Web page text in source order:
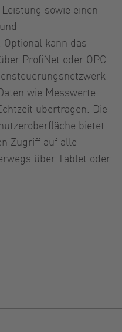
sowie einen
kann das
ProfiNet oder OPC
wie Messwerte
übertragen. Die
bietet
Zugriff auf alle
über Tablet oder